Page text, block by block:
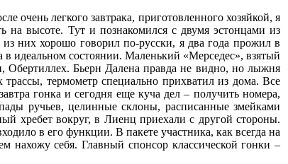
очень легкого завтрака, приготовленного хозяйкой, я
на высоте. Тут и познакомился с двумя эстонцами из
них хорошо говорил по-русски, я два года прожил в
идеальном состоянии. Маленький «Мерседес», взятый
Обертиллех. Бьерн Далена правда не видно, но лыжня
термометр специально прихватил из дома. Все
гонка и сегодня еще куча дел – получить номера,
ручьев, целинные склоны, расписанные змейками
хребет вокруг, в Лиенц приехали с другой стороны.
в его функции. В пакете участника, как всегда на
нахожу себя. Главный спонсор классической гонки –